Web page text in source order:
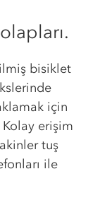
bisiklet
için
Kolay erişim
tuş
ile